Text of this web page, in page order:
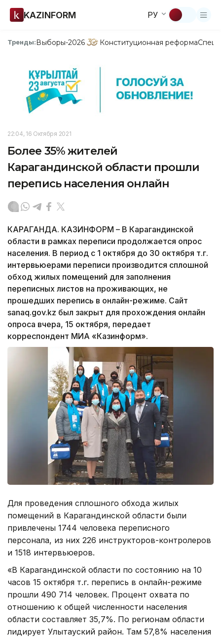
KAZINFORM РУ
Тренды:Выборы-2026 Конституционная реформа
22:04, 16 Октября 2021
Более 35% жителей
Карагандинской области прошли
перепись населения онлайн
КАРАГАНДА. КАЗИНФОРМ – В Карагандинской
области в рамках переписи продолжается опрос
населения. В период с 1 октября до 30 октября т.г.
интервьюерами переписи производится сплошной
обход жилых помещений для заполнения
переписных листов на проживающих, не
прошедших перепись в онлайн-режиме. Сайт
sanaq.gov.kz был закрыт для прохождения онлайн
опроса вчера, 15 октября, передает
корреспондент МИА «Казинформ».
Для проведения сплошного обхода жилых
помещений в Карагандинской области были
привлечены 1744 человека переписного
персонала, из них 226 инструкторов-контролеров
и 1518 интервьюеров.
«В Карагандинской области по состоянию на 10
часов 15 октября т.г. перепись в онлайн-режиме
прошли 490 714 человек. Процент охвата по
отношению к общей численности населения
области составляет 35,7%. По регионам области
лидирует Улытауский район. Там 57,8% населения